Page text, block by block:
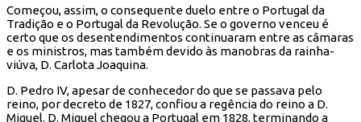
Começou, assim, o consequente duelo entre o Portugal da
Tradição e o Portugal da Revolução. Se o governo venceu é
certo que os desentendimentos continuaram entre as câmaras
e os ministros, mas também devido às manobras da rainha-
viúva, D. Carlota Joaquina.
D. Pedro IV, apesar de conhecedor do que se passava pelo
reino, por decreto de 1827, confiou a regência do reino a D.
Miguel. D. Miguel chegou a Portugal em 1828, terminando a